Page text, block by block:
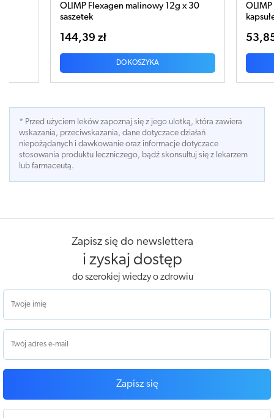
OLIMP Gold Glucosamine x 60
kapsułek
53,85 zł
DO KOSZYKA
240g
* Przed użyciem leków zapoznaj się z jego ulotką, która zawiera
wskazania, przeciwskazania, dane dotyczace działań
niepożądanych i dawkowanie oraz informacje dotyczace
stosowania produktu leczniczego, bądź skonsultuj się z lekarzem
lub farmaceutą.
Zapisz się do newslettera
i zyskaj dostęp
do szerokiej wiedzy o zdrowiu
Zapisz się